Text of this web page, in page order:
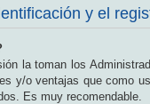
y el
la toman los
y/o ventajas que como
Es muy recomendable.